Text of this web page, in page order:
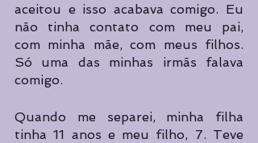
aceitou e isso acabava comigo. Eu
não tinha contato com meu pai,
com minha mãe, com meus filhos.
Só uma das minhas irmãs falava
comigo.
Quando me separei, minha filha
tinha 11 anos e meu filho, 7. Teve